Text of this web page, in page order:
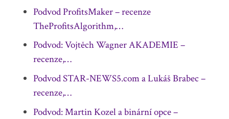
Podvod ProfitsMaker – recenze
TheProfitsAlgorithm,…
Podvod: Vojtěch Wagner AKADEMIE –
recenze,…
Podvod STAR-NEWS5.com a Lukáš Brabec –
recenze,…
Podvod: Martin Kozel a binární opce –